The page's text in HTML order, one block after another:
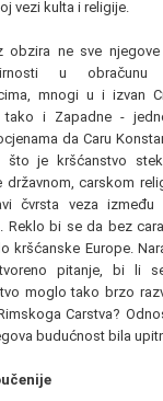
vezi kulta i religije.
obzira ne sve njegove
u
mnogi u i izvan
tako i Zapadne -
da Caru
što je kršćanstvo
državnom, carskom
čvrsta veza između
Reklo bi se da bez
kršćanske Europe.
pitanje, bi li
moglo tako brzo
Carstva?
budućnost bila